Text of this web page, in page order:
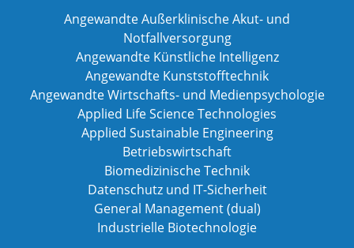
Angewandte Außerklinische Akut- und
Notfallversorgung
Angewandte Künstliche Intelligenz
Angewandte Kunststofftechnik
Angewandte Wirtschafts- und Medienpsychologie
Applied Life Science Technologies
Applied Sustainable Engineering
Betriebswirtschaft
Biomedizinische Technik
Datenschutz und IT-Sicherheit
General Management (dual)
Industrielle Biotechnologie